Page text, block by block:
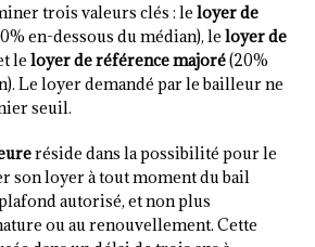
trois valeurs clés : le loyer de
en-dessous du médian), le loyer de
le loyer de référence majoré(20%
Le loyer demandé par le bailleur ne
seuil.
réside dans la possibilité pour le
son loyer à tout moment du bail
autorisé, et non plus
ou au renouvellement. Cette